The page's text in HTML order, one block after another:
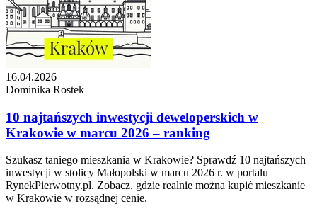
16.04.2026
Dominika Rostek
10 najtańszych inwestycji deweloperskich w
Krakowie w marcu 2026 – ranking
Szukasz taniego mieszkania w Krakowie? Sprawdź 10 najtańszych
inwestycji w stolicy Małopolski w marcu 2026 r. w portalu
RynekPierwotny.pl. Zobacz, gdzie realnie można kupić mieszkanie
w Krakowie w rozsądnej cenie.